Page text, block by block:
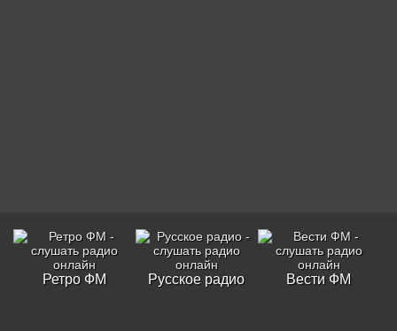
Ретро ФМ Русское радио Вести ФМ